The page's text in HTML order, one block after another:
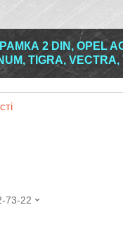
2 DIN, OPEL
TIGRA,
73-22